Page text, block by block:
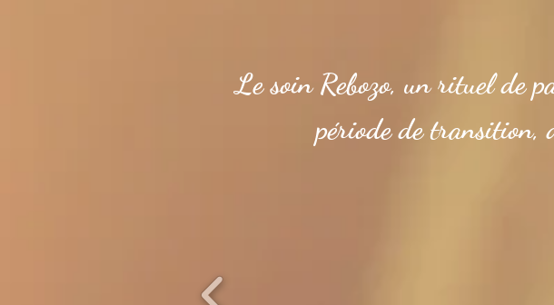
Le soin Rebozo, un rituel de
période de transition,